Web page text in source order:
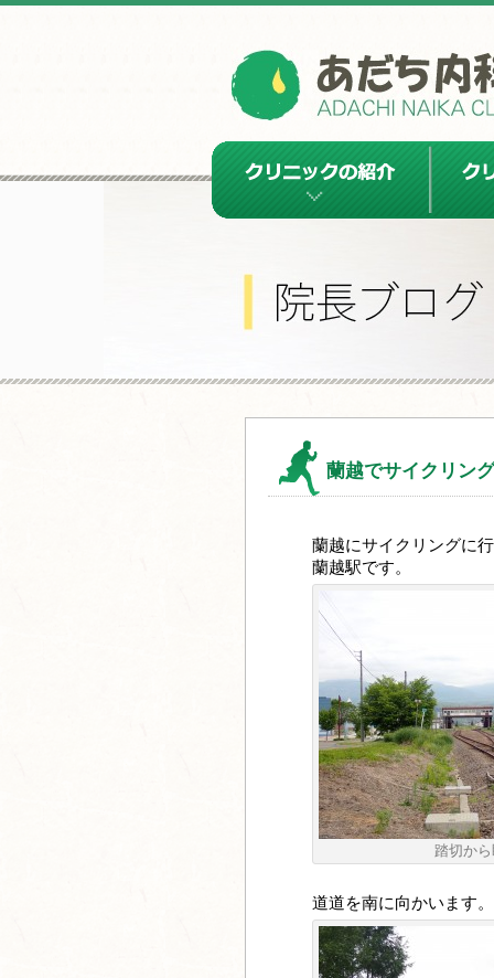
蘭越でサイクリング
蘭越にサイクリングに
蘭越駅です。
踏切か
道道を南に向かいます。